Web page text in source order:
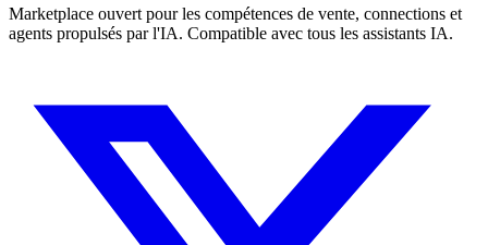
Marketplace ouvert pour les compétences de vente, connections et
agents propulsés par l'IA. Compatible avec tous les assistants IA.